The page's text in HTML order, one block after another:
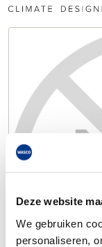
Deze website
We gebruiken
personaliseren,